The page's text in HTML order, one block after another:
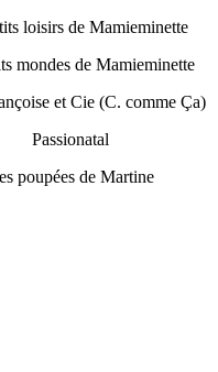
loisirs de Mamieminette
mondes de Mamieminette
et Cie (C. comme Ça)
Passionatal
poupées de Martine